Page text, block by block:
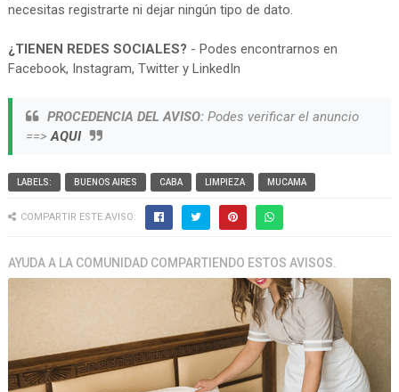
necesitas registrarte ni dejar ningún tipo de dato.
¿TIENEN REDES SOCIALES? - Podes encontrarnos en
Facebook, Instagram, Twitter y LinkedIn
PROCEDENCIA DEL AVISO:Podes verificar el anuncio
==>AQUI
LABELS: BUENOS AIRES CABA LIMPIEZA MUCAMA
COMPARTIR ESTE AVISO:
AYUDA A LA COMUNIDAD COMPARTIENDO ESTOS AVISOS.